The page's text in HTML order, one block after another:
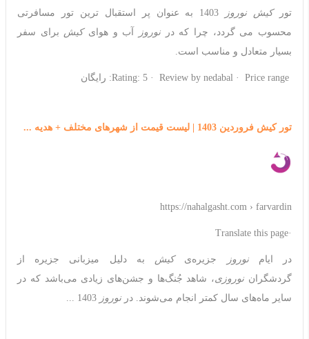
تورکیش نوروز
1403 به عنوان پر استقبال ترین تور مسافرتی
محسوب می گردد، چرا که در نوروز آب و هوایکیش برای سفر
بسیار متعادل و مناسب است.
تور کیش فروردین 1403 | لیست قیمت از شهرهای مختلف + هدیه ...
https://nahalgasht.com › farvardin
·Translate this page
در ایامنوروز جزیره‌یکیش به دلیل میزبانی جزیره از
گردشگران نوروزی، شاهد جُنگ‌ها و جشن‌های زیادی می‌باشد که در
سایر ماه‌های سال کمتر انجام می‌شوند. در نوروز